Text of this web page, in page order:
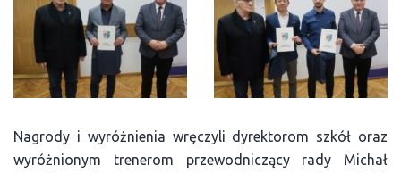
Nagrody i wyróżnienia wręczyli dyrektorom szkół oraz
wyróżnionym trenerom przewodniczący rady Michał